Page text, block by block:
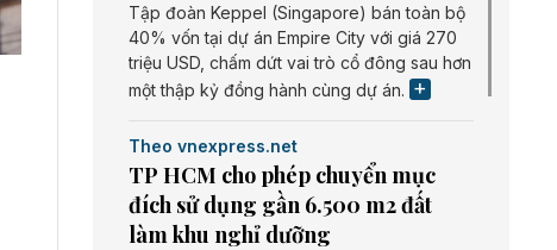
Tập đoàn Keppel (Singapore) bán toàn bộ
40% vốn tại dự án Empire City với giá 270
triệu USD, chấm dứt vai trò cổ đông sau hơn
một thập kỷ đồng hành cùng dự án.
Theo vnexpress.net
TP HCM cho phép chuyển mục
đích sử dụng gần 6.500 m2 đất
làm khu nghỉ dưỡng